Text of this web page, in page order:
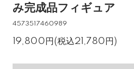
み完成品フィギュア
4573517460989
19,800円(税込21,780円)